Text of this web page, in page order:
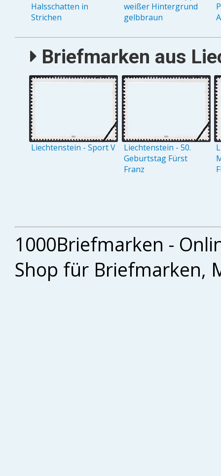
Halsschatten in
Strichen
weißer Hintergrund
gelbbraun
Briefmarken aus
Liechtenstein - Sport V
Liechtenstein - 50.
Geburtstag Fürst
Franz
1000Briefmarken -
Shop für Briefmarken,